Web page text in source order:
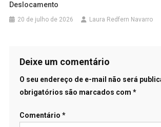
Deslocamento
20 de julho de 2026 Laura Redfern Navarro
Deixe um comentário
O seu endereço de e-mail não será
obrigatórios são marcados com *
Comentário *